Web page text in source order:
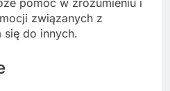
związanych z
się do innych.